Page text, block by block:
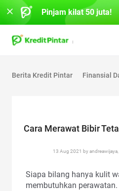
Berita Kredit Pintar Finansial
Cara Merawat Bibir
13 Aug 2021 by
Siapa bilang hanya kulit
membutuhkan
Pinjam kilat 50 juta!